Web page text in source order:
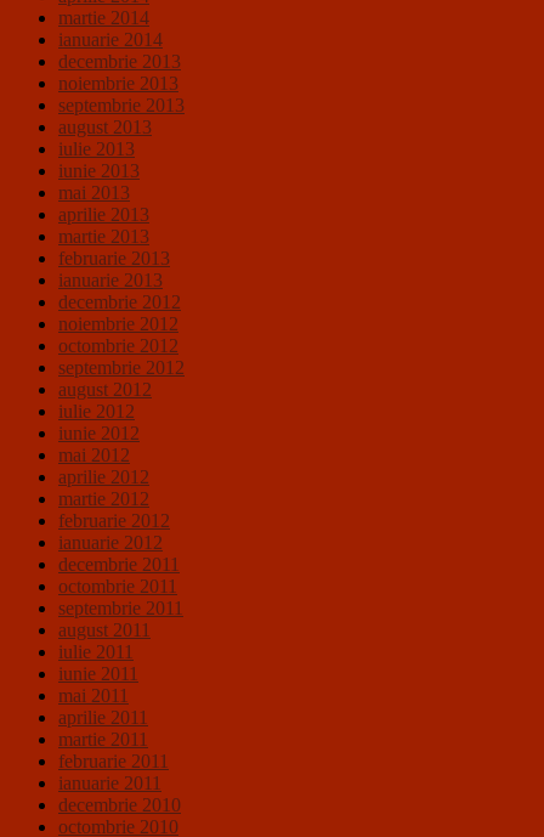
martie 2014
ianuarie 2014
decembrie 2013
noiembrie 2013
septembrie 2013
august 2013
iulie 2013
iunie 2013
mai 2013
aprilie 2013
martie 2013
februarie 2013
ianuarie 2013
decembrie 2012
noiembrie 2012
octombrie 2012
septembrie 2012
august 2012
iulie 2012
iunie 2012
mai 2012
aprilie 2012
martie 2012
februarie 2012
ianuarie 2012
decembrie 2011
octombrie 2011
septembrie 2011
august 2011
iulie 2011
iunie 2011
mai 2011
aprilie 2011
martie 2011
februarie 2011
ianuarie 2011
decembrie 2010
octombrie 2010